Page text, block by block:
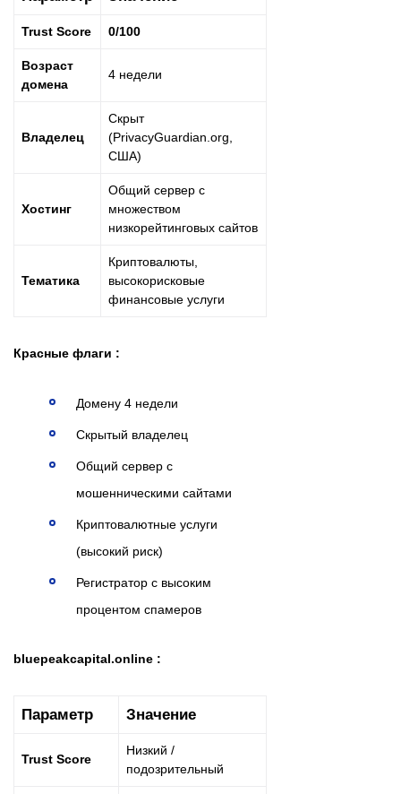
Trust Score 0/100
Возраст
домена
4 недели
Владелец
Скрыт
(PrivacyGuardian.org,
США)
Хостинг
Общий сервер с
множеством
низкорейтинговых сайтов
Тематика
Криптовалюты,
высокорисковые
финансовые услуги
Красные флаги :
Домену 4 недели
Скрытый владелец
Общий сервер с
мошенническими сайтами
Криптовалютные услуги
(высокий риск)
Регистратор с высоким
процентом спамеров
bluepeakcapital.online :
Параметр Значение
Trust Score
Низкий /
подозрительный